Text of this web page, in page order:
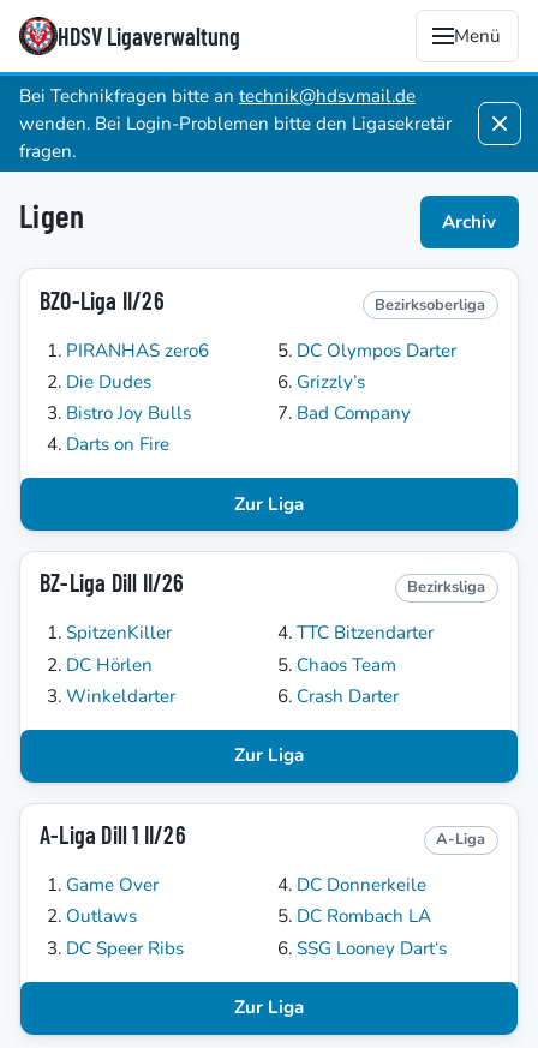
HDSV Ligaverwaltung Menü
Bei Technikfragen bitte an technik@hdsvmail.de
wenden. Bei Login-Problemen bitte den Ligasekretär
fragen.
Ligen Archiv
BZO-Liga II/26 Bezirksoberliga
PIRANHAS zero6
Die Dudes
Bistro Joy Bulls
Darts on Fire
DC Olympos Darter
Grizzly’s
Bad Company
Zur Liga
BZ-Liga Dill II/26 Bezirksliga
SpitzenKiller
DC Hörlen
Winkeldarter
TTC Bitzendarter
Chaos Team
Crash Darter
Zur Liga
A-Liga Dill 1 II/26 A-Liga
Game Over
Outlaws
DC Speer Ribs
DC Donnerkeile
DC Rombach LA
SSG Looney Dart‘s
Zur Liga